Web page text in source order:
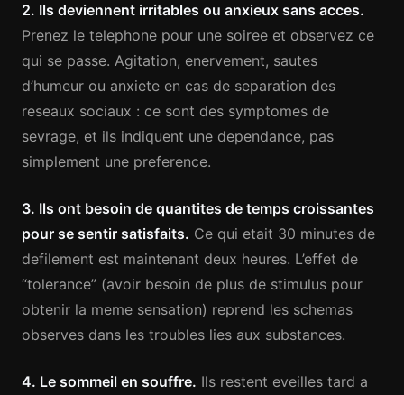
2. Ils deviennent irritables ou anxieux sans acces.
Prenez le telephone pour une soiree et observez ce
qui se passe. Agitation, enervement, sautes
d’humeur ou anxiete en cas de separation des
reseaux sociaux : ce sont des symptomes de
sevrage, et ils indiquent une dependance, pas
simplement une preference.
3. Ils ont besoin de quantites de temps croissantes
pour se sentir satisfaits. Ce qui etait 30 minutes de
defilement est maintenant deux heures. L’effet de
“tolerance” (avoir besoin de plus de stimulus pour
obtenir la meme sensation) reprend les schemas
observes dans les troubles lies aux substances.
4. Le sommeil en souffre. Ils restent eveilles tard a